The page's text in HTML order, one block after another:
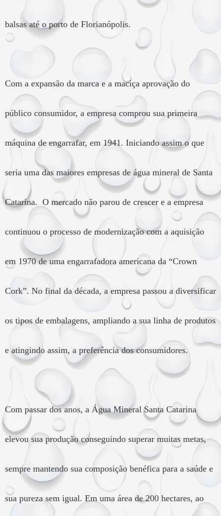
balsas até o porto de Florianópolis.
Com a expansão da marca e a maciça aprovação do
público consumidor, a empresa comprou sua primeira
máquina de engarrafar, em 1941. Iniciando assim o que
seria uma das maiores empresas de água mineral de Santa
Catarina. O mercado não parou de crescer e a empresa
continuou o processo de modernização com a aquisição
em 1970 de uma engarrafadora americana da “Crown
Cork”. No final da década, a empresa passou a diversificar
os tipos de embalagens, ampliando a sua linha de produtos
e atingindo assim, a preferência dos consumidores.
Com passar dos anos, a Água Mineral Santa Catarina
elevou sua produção conseguindo superar muitas metas,
sempre mantendo sua composição benéfica para a saúde e
sua pureza sem igual. Em uma área de 200 hectares, ao